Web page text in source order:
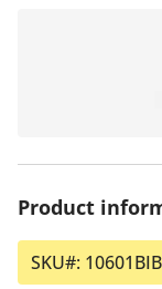
Product
SKU#: